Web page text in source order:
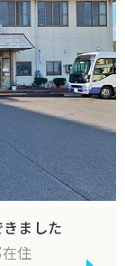
ました
住